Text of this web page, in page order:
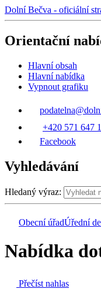
Dolní Bečva - oficiální
Orientační
Hlavní obsah
Hlavní nabídka
Vypnout grafiku
+420 571 647
Facebook
Vyhledávání
Hledaný výraz:
Obecní úřadÚřední
Nabídka
Přečíst nahlas